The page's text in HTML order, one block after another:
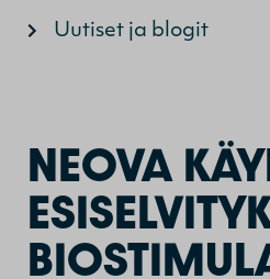
Uutiset ja blogit
NEOVA